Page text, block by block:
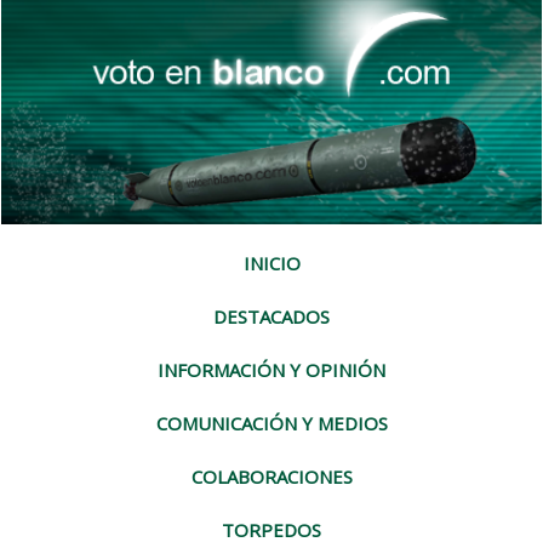
INICIO
DESTACADOS
INFORMACIÓN Y OPINIÓN
COMUNICACIÓN Y MEDIOS
COLABORACIONES
TORPEDOS